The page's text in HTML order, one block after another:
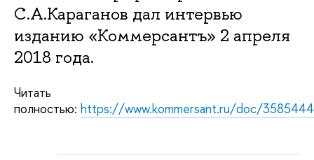
С.А.Караганов дал интервью
изданию «Коммерсантъ» 2 апреля
2018 года.
Читать
полностью: https://www.kommersant.ru/doc/3585444